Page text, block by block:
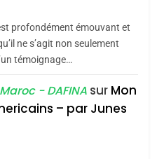
NOUS MANQUE –
Hadida
: Les amandes de
le miel de Tadla
profondément émouvant et
ne s’agit non seulement
témoignage…
- DAFINA sur Mon
– par Junes